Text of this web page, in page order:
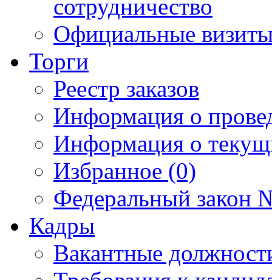
сотрудничество
Официальные
Торги
Реестр заказов
Информация о
Информация о
Избранное (0)
Федеральный закон
Кадры
Вакантные